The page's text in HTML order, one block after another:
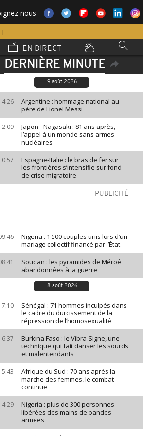
nous
EN DIRECT
DERNIÈRE MINUTE
9 août 2026
Argentine : hommage national au
père de Lionel Messi
Japon - Nagasaki : 81 ans après,
l’appel à un monde sans armes
nucléaires
Espagne-Italie : le bras de fer sur
les frontières s’intensifie sur fond
de crise migratoire
PUBLICITÉ
Nigeria : 1 500 couples unis lors d’un
mariage collectif financé par l’État
Soudan : les pyramides de Méroé
abandonnées à la guerre
8 août 2026
Sénégal : 71 hommes inculpés dans
le cadre du durcissement de la
répression de l’homosexualité
Burkina Faso : le Vibra-Signe, une
technique qui fait danser les sourds
et malentendants
Afrique du Sud : 70 ans après la
marche des femmes, le combat
continue
Nigeria : plus de 300 personnes
libérées des mains de bandes
armées